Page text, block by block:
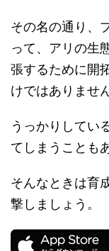
その名の通り、
って、アリの生
張するために開
けではありません
うっかりしてい
てしまうことも
そんなときは育
撃しましょう。